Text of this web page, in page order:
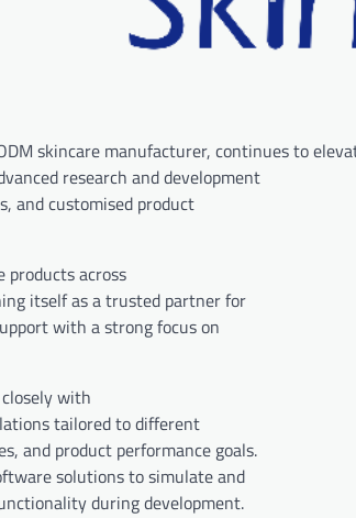
skincare manufacturer, continues to
research and development
and customised product
products across
itself as a trusted partner for
with a strong focus on
with
tailored to different
and product performance goals.
solutions to simulate and
during development.